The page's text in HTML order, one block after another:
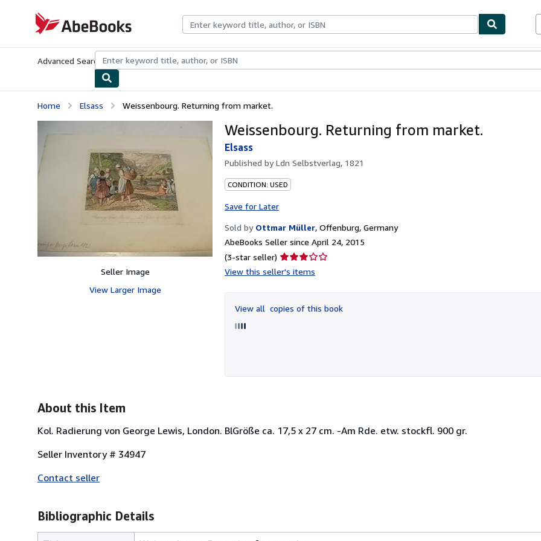
AbeBooks.com
Advanced Search Browse CollectionsRare BooksArt & Collectibles
Home Elsass Weissenbourg. Returning from market.
Seller Image
View Larger Image
Weissenbourg. Returning from market.
Elsass
Published byLdn Selbstverlag, 1821
CONDITION: USED
Save for Later
Sold by Ottmar Müller, Offenburg, Germany
AbeBooks Seller since April 24, 2015
(3-star seller) Seller
rating
of
5
View this seller's items
View all copies of this book
About this Item
Kol. Radierung von George Lewis, London. BlGröße ca. 17,5 x 27 cm. -Am Rde. etw. stockfl. 900 gr.
Seller Inventory # 34947
Contact seller
Bibliographic Details